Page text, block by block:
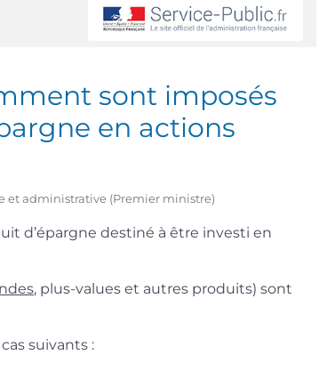
sont imposés
en actions
et administrative (Premier ministre)
d’épargne destiné à être investi en
, plus-values et autres produits) sont
suivants :